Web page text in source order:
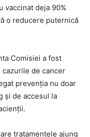
vaccinat deja 90%
o reducere puternică
Comisiei a fost
cazurile de cancer
prevenția nu doar
și de accesul la
tratamentele ajung